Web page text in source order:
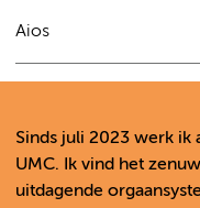
Aios
Sinds juli 2023 werk ik
UMC. Ik vind het
uitdagende